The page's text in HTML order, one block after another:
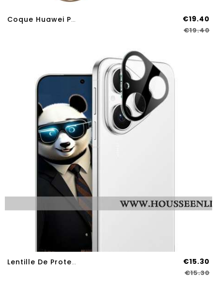
Coque Huawei Pura 80 MagSafe Avec Support Intégré €19.40
€19.40
Lentille De Protection En Verre Trempé Pour Huawei Pura 80 (Version Noire) €15.30
€15.30